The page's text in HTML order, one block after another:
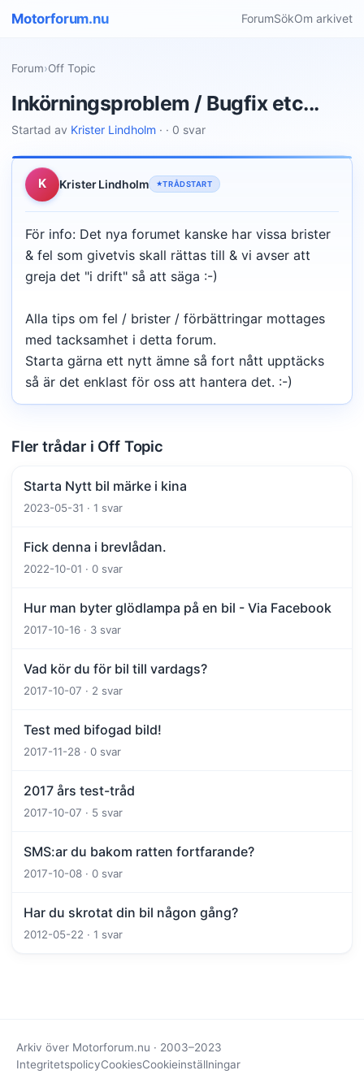
Motorforum.nu ForumSökOm arkivet
Forum›Off Topic
Inkörningsproblem / Bugfix etc...
Startad av Krister Lindholm · · 0 svar
K Krister Lindholm TRÅDSTART
För info: Det nya forumet kanske har vissa brister
& fel som givetvis skall rättas till & vi avser att
greja det "i drift" så att säga :-)
Alla tips om fel / brister / förbättringar mottages
med tacksamhet i detta forum.
Starta gärna ett nytt ämne så fort nått upptäcks
så är det enklast för oss att hantera det. :-)
Fler trådar i Off Topic
Starta Nytt bil märke i kina
2023-05-31 · 1 svar
Fick denna i brevlådan.
2022-10-01 · 0 svar
Hur man byter glödlampa på en bil - Via Facebook
2017-10-16 · 3 svar
Vad kör du för bil till vardags?
2017-10-07 · 2 svar
Test med bifogad bild!
2017-11-28 · 0 svar
2017 års test-tråd
2017-10-07 · 5 svar
SMS:ar du bakom ratten fortfarande?
2017-10-08 · 0 svar
Har du skrotat din bil någon gång?
2012-05-22 · 1 svar
Arkiv över Motorforum.nu · 2003–2023
IntegritetspolicyCookiesCookieinställningar